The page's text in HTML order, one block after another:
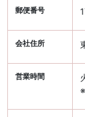
郵便番号
会社住所
営業時間